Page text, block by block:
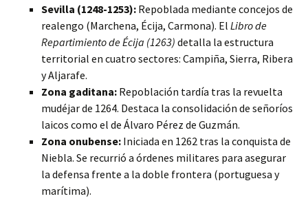
Sevilla (1248-1253): Repoblada mediante concejos de
realengo (Marchena, Écija, Carmona). El Libro de
Repartimiento de Écija (1263) detalla la estructura
territorial en cuatro sectores: Campiña, Sierra, Ribera
y Aljarafe.
Zona gaditana: Repoblación tardía tras la revuelta
mudéjar de 1264. Destaca la consolidación de señoríos
laicos como el de Álvaro Pérez de Guzmán.
Zona onubense: Iniciada en 1262 tras la conquista de
Niebla. Se recurrió a órdenes militares para asegurar
la defensa frente a la doble frontera (portuguesa y
marítima).